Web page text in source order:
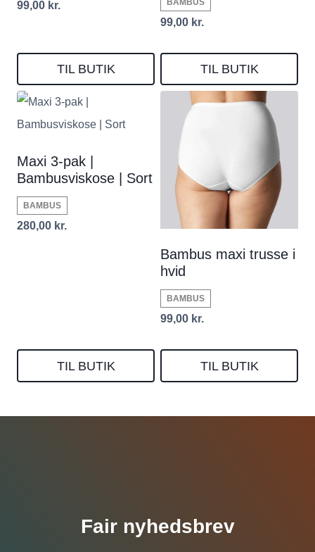
99,00 kr.
TIL BUTIK
99,00 kr.
TIL BUTIK
Maxi 3-pak |
Bambusviskose | Sort
BAMBUS
280,00 kr.
TIL BUTIK
Bambus maxi trusse i
hvid
BAMBUS
99,00 kr.
TIL BUTIK
Fair nyhedsbrev